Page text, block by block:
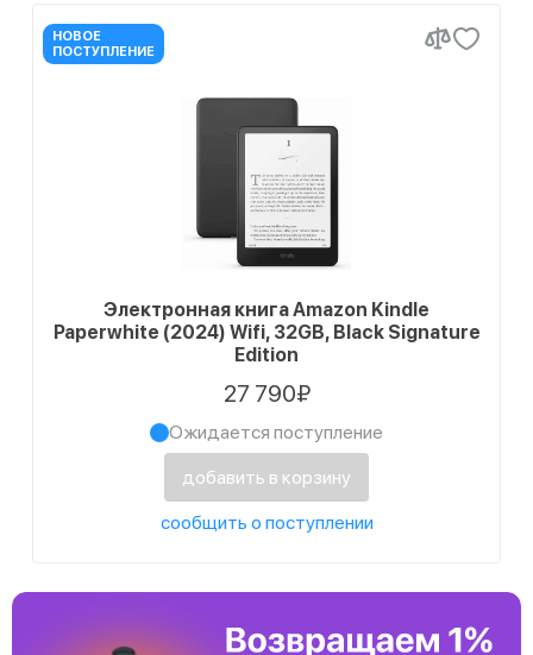
НОВОЕ
ПОСТУПЛЕНИЕ
Электронная книга Amazon Kindle
Paperwhite (2024) Wifi, 32GB, Black Signature
Edition
27 790₽
Ожидается поступление
добавить в корзину
сообщить о поступлении